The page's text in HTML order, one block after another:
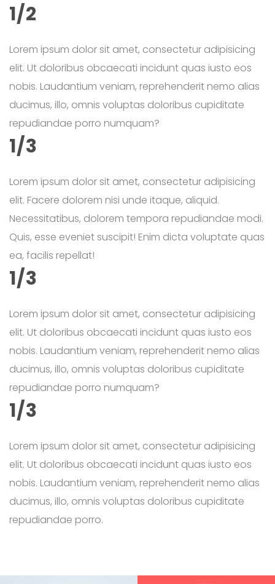
1/2
Lorem ipsum dolor sit amet, consectetur adipisicing
elit. Ut doloribus obcaecati incidunt quas iusto eos
nobis. Laudantium veniam, reprehenderit nemo alias
ducimus, illo, omnis voluptas doloribus cupiditate
repudiandae porro numquam?
1/3
Lorem ipsum dolor sit amet, consectetur adipisicing
elit. Facere dolorem nisi unde itaque, aliquid.
Necessitatibus, dolorem tempora repudiandae modi.
Quis, esse eveniet suscipit! Enim dicta voluptate quas
ea, facilis repellat!
1/3
Lorem ipsum dolor sit amet, consectetur adipisicing
elit. Ut doloribus obcaecati incidunt quas iusto eos
nobis. Laudantium veniam, reprehenderit nemo alias
ducimus, illo, omnis voluptas doloribus cupiditate
repudiandae porro numquam?
1/3
Lorem ipsum dolor sit amet, consectetur adipisicing
elit. Ut doloribus obcaecati incidunt quas iusto eos
nobis. Laudantium veniam, reprehenderit nemo alias
ducimus, illo, omnis voluptas doloribus cupiditate
repudiandae porro.